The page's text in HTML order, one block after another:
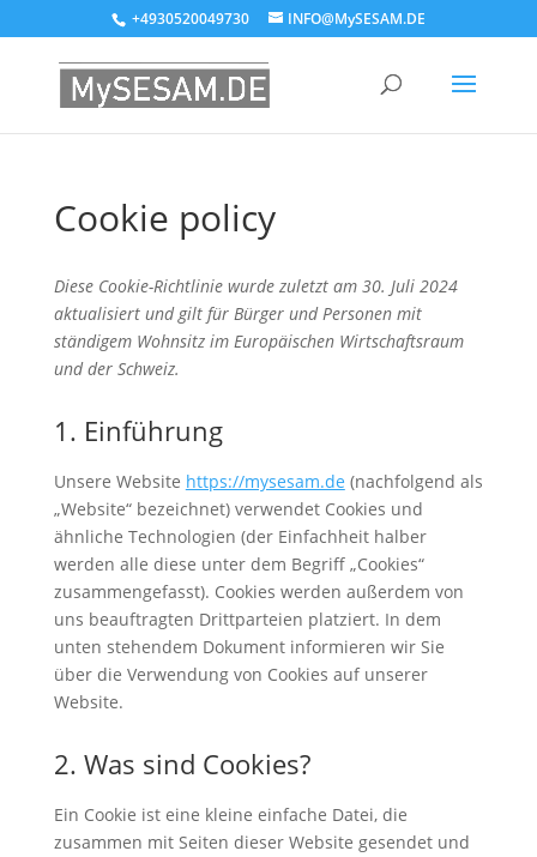
+4930520049730 INFO@MySESAM.DE
Cookie policy
Diese Cookie-Richtlinie wurde zuletzt am 30. Juli 2024
aktualisiert und gilt für Bürger und Personen mit
ständigem Wohnsitz im Europäischen Wirtschaftsraum
und der Schweiz.
1. Einführung
Unsere Website https://mysesam.de (nachfolgend als
„Website“ bezeichnet) verwendet Cookies und
ähnliche Technologien (der Einfachheit halber
werden alle diese unter dem Begriff „Cookies“
zusammengefasst). Cookies werden außerdem von
uns beauftragten Drittparteien platziert. In dem
unten stehendem Dokument informieren wir Sie
über die Verwendung von Cookies auf unserer
Website.
2. Was sind Cookies?
Ein Cookie ist eine kleine einfache Datei, die
zusammen mit Seiten dieser Website gesendet und